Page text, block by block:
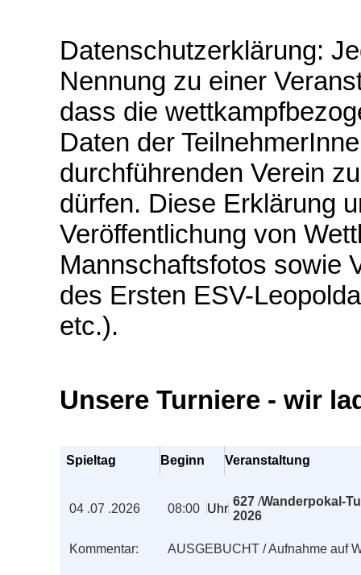
Datenschutzerklärung:
Nennung zu einer
dass die
Daten der
durchführenden Verein
dürfen. Diese Erklärung
Veröffentlichung von
Mannschaftsfotos sowie
des Ersten ESV-
etc.).
Unsere Turniere - wir
Spieltag Beginn Veranstaltung
04 .07 .2026 08:00 Uhr
627 /Wanderpokal-
2026
Kommentar: AUSGEBUCHT / Aufnahme auf